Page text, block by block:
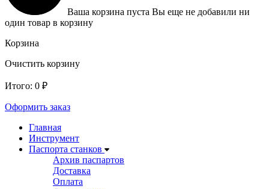
Ваша корзина пуста Вы еще не добавили ни
один товар в корзину
Корзина
Очистить корзину
Итого: 0 ₽
Оформить заказ
Главная
Инструмент
Паспорта станков
Архив паспартов
Доставка
Оплата